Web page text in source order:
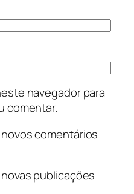
navegador para
comentar.
comentários
publicações